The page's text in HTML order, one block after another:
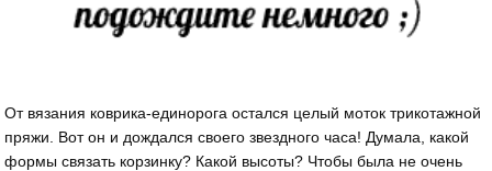
От вязания коврика-единорога остался целый моток трикотажной
пряжи. Вот он и дождался своего звездного часа! Думала, какой
формы связать корзинку? Какой высоты? Чтобы была не очень